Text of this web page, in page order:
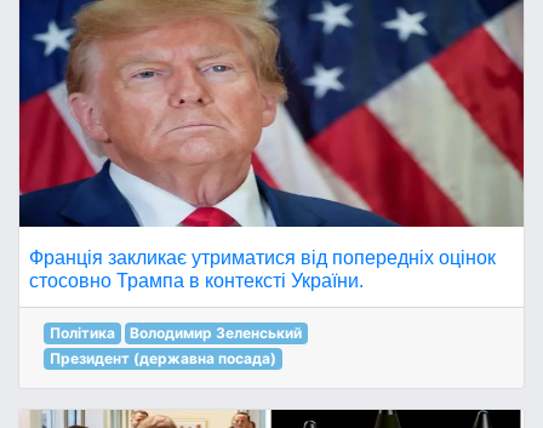
Франція закликає утриматися від попередніх оцінок
стосовно Трампа в контексті України.
Політика
Володимир Зеленський
Президент (державна посада)